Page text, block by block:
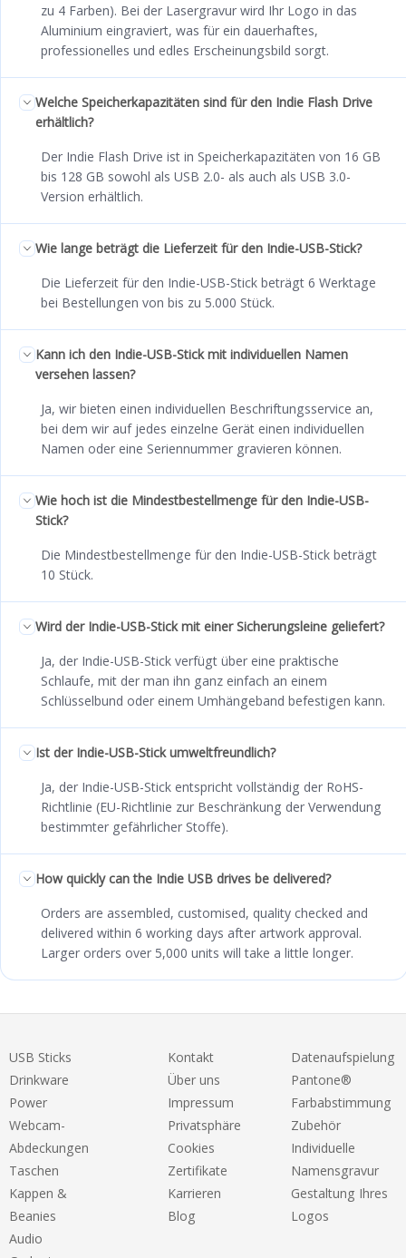
zu 4 Farben). Bei der Lasergravur wird Ihr Logo in das
Aluminium eingraviert, was für ein dauerhaftes,
professionelles und edles Erscheinungsbild sorgt.
Welche Speicherkapazitäten sind für den Indie Flash Drive
erhältlich?
Der Indie Flash Drive ist in Speicherkapazitäten von 16 GB
bis 128 GB sowohl als USB 2.0- als auch als USB 3.0-
Version erhältlich.
Wie lange beträgt die Lieferzeit für den Indie-USB-Stick?
Die Lieferzeit für den Indie-USB-Stick beträgt 6 Werktage
bei Bestellungen von bis zu 5.000 Stück.
Kann ich den Indie-USB-Stick mit individuellen Namen
versehen lassen?
Ja, wir bieten einen individuellen Beschriftungsservice an,
bei dem wir auf jedes einzelne Gerät einen individuellen
Namen oder eine Seriennummer gravieren können.
Wie hoch ist die Mindestbestellmenge für den Indie-USB-
Stick?
Die Mindestbestellmenge für den Indie-USB-Stick beträgt
10 Stück.
Wird der Indie-USB-Stick mit einer Sicherungsleine geliefert?
Ja, der Indie-USB-Stick verfügt über eine praktische
Schlaufe, mit der man ihn ganz einfach an einem
Schlüsselbund oder einem Umhängeband befestigen kann.
Ist der Indie-USB-Stick umweltfreundlich?
Ja, der Indie-USB-Stick entspricht vollständig der RoHS-
Richtlinie (EU-Richtlinie zur Beschränkung der Verwendung
bestimmter gefährlicher Stoffe).
How quickly can the Indie USB drives be delivered?
Orders are assembled, customised, quality checked and
delivered within 6 working days after artwork approval.
Larger orders over 5,000 units will take a little longer.
USB Sticks
Drinkware
Power
Webcam-
Abdeckungen
Taschen
Kappen &
Beanies
Audio
Kontakt
Über uns
Impressum
Privatsphäre
Cookies
Zertifikate
Karrieren
Blog
Datenaufspielung
Pantone®
Farbabstimmung
Zubehör
Individuelle
Namensgravur
Gestaltung Ihres
Logos